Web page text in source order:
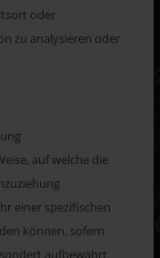
oder
zu analysieren oder
auf welche die
einer spezifischen
können, sofern
aufbewahrt